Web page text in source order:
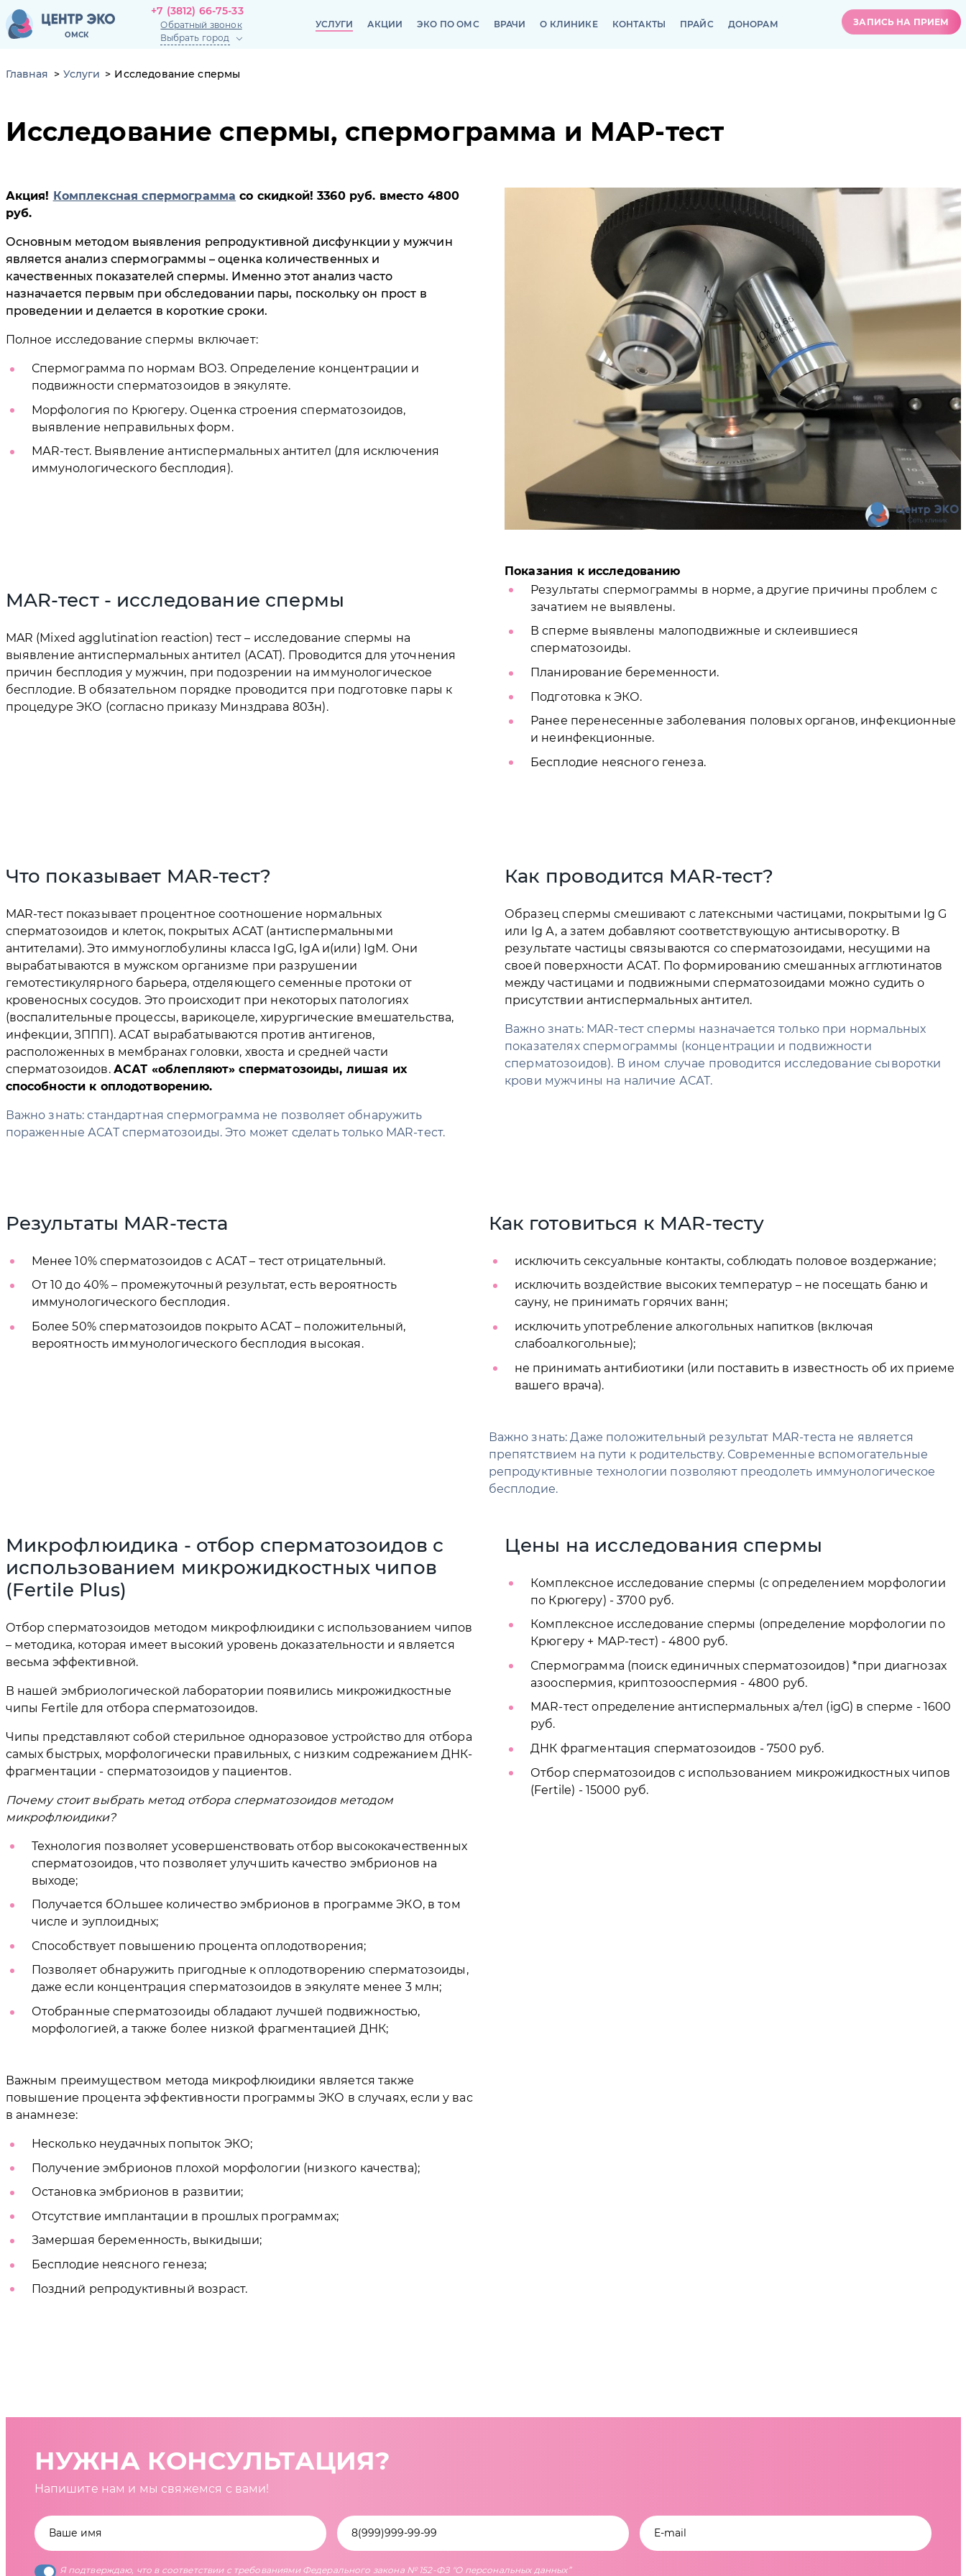
УСЛУГИ АКЦИИ ЭКО ПО ОМС ВРАЧИ О КЛИНИКЕ КОНТАКТЫ ПРАЙС ДОНОРАМ ЗАПИСЬ НА ПРИЕМ
+7 (3812) 66-75-33
Обратный звонок
ОМСК
УСЛУГИ АКЦИИ ЭКО ПО ОМС ВРАЧИ О КЛИНИКЕ КОНТАКТЫ ПРАЙС ДОНОРАМ ЗАПИСЬ НА ПРИЕМ
+7 (3812) 66-75-33
Обратный звонок
Выбрать город
Главная Услуги Исследование спермы
Исследование спермы, спермограмма и МАР-тест
Акция! Комплексная спермограмма со скидкой! 3360 руб. вместо 4800
руб.
Основным методом выявления репродуктивной дисфункции у мужчин
является анализ спермограммы – оценка количественных и
качественных показателей спермы. Именно этот анализ часто
назначается первым при обследовании пары, поскольку он прост в
проведении и делается в короткие сроки.
Полное исследование спермы включает:
Спермограмма по нормам ВОЗ. Определение концентрации и
подвижности сперматозоидов в эякуляте.
Морфология по Крюгеру. Оценка строения сперматозоидов,
выявление неправильных форм.
МАR-тест. Выявление антиспермальных антител (для исключения
иммунологического бесплодия).
MAR-тест - исследование спермы
MAR (Mixed agglutination reaction) тест – исследование спермы на
выявление антиспермальных антител (АСАТ). Проводится для уточнения
причин бесплодия у мужчин, при подозрении на иммунологическое
бесплодие. В обязательном порядке проводится при подготовке пары к
процедуре ЭКО (согласно приказу Минздрава 803н).
Показания к исследованию
Результаты спермограммы в норме, а другие причины проблем с
зачатием не выявлены.
В сперме выявлены малоподвижные и склеившиеся
сперматозоиды.
Планирование беременности.
Подготовка к ЭКО.
Ранее перенесенные заболевания половых органов, инфекционные
и неинфекционные.
Бесплодие неясного генеза.
Что показывает MAR-тест?
MAR-тест показывает процентное соотношение нормальных
сперматозоидов и клеток, покрытых АСАТ (антиспермальными
антителами). Это иммуноглобулины класса IgG, IgA и(или) IgM. Они
вырабатываются в мужском организме при разрушении
гемотестикулярного барьера, отделяющего семенные протоки от
кровеносных сосудов. Это происходит при некоторых патологиях
(воспалительные процессы, варикоцеле, хирургические вмешательства,
инфекции, ЗППП). АСАТ вырабатываются против антигенов,
расположенных в мембранах головки, хвоста и средней части
сперматозоидов. АСАТ «облепляют» сперматозоиды, лишая их
способности к оплодотворению.
Важно знать: стандартная спермограмма не позволяет обнаружить
пораженные АСАТ сперматозоиды. Это может сделать только MAR-тест.
Как проводится MAR-тест?
Образец спермы смешивают с латексными частицами, покрытыми Ig G
или Ig А, а затем добавляют соответствующую антисыворотку. В
результате частицы связываются со сперматозоидами, несущими на
своей поверхности АСАТ. По формированию смешанных агглютинатов
между частицами и подвижными сперматозоидами можно судить о
присутствии антиспермальных антител.
Важно знать: MAR-тест спермы назначается только при нормальных
показателях спермограммы (концентрации и подвижности
сперматозоидов). В ином случае проводится исследование сыворотки
крови мужчины на наличие АСАТ.
Результаты MAR-теста
Менее 10% сперматозоидов с АСАТ – тест отрицательный.
От 10 до 40% – промежуточный результат, есть вероятность
иммунологического бесплодия.
Более 50% сперматозоидов покрыто АСАТ – положительный,
вероятность иммунологического бесплодия высокая.
Как готовиться к MAR-тесту
исключить сексуальные контакты, соблюдать половое воздержание;
исключить воздействие высоких температур – не посещать баню и
сауну, не принимать горячих ванн;
исключить употребление алкогольных напитков (включая
слабоалкогольные);
не принимать антибиотики (или поставить в известность об их приеме
вашего врача).
Важно знать: Даже положительный результат MAR-теста не является
препятствием на пути к родительству. Современные вспомогательные
репродуктивные технологии позволяют преодолеть иммунологическое
бесплодие.
Микрофлюидика - отбор сперматозоидов с
использованием микрожидкостных чипов
(Fertile Plus)
Отбор сперматозоидов методом микрофлюидики с использованием чипов
– методика, которая имеет высокий уровень доказательности и является
весьма эффективной.
В нашей эмбриологической лаборатории появились микрожидкостные
чипы Fertile для отбора сперматозоидов.
Чипы представляют собой стерильное одноразовое устройство для отбора
самых быстрых, морфологически правильных, с низким содрежанием ДНК-
фрагментации - сперматозоидов у пациентов.
Почему стоит выбрать метод отбора сперматозоидов методом
микрофлюидики?
Технология позволяет усовершенствовать отбор высококачественных
сперматозоидов, что позволяет улучшить качество эмбрионов на
выходе;
Получается бОльшее количество эмбрионов в программе ЭКО, в том
числе и эуплоидных;
Способствует повышению процента оплодотворения;
Позволяет обнаружить пригодные к оплодотворению сперматозоиды,
даже если концентрация сперматозоидов в эякуляте менее 3 млн;
Отобранные сперматозоиды обладают лучшей подвижностью,
морфологией, а также более низкой фрагментацией ДНК;
Важным преимуществом метода микрофлюидики является также
повышение процента эффективности программы ЭКО в случаях, если у вас
в анамнезе:
Несколько неудачных попыток ЭКО;
Получение эмбрионов плохой морфологии (низкого качества);
Остановка эмбрионов в развитии;
Отсутствие имплантации в прошлых программах;
Замершая беременность, выкидыши;
Бесплодие неясного генеза;
Поздний репродуктивный возраст.
Цены на исследования спермы
Комплексное исследование спермы (с определением морфологии
по Крюгеру) - 3700 руб.
Комплексное исследование спермы (определение морфологии по
Крюгеру + МАР-тест) - 4800 руб.
Спермограмма (поиск единичных сперматозоидов) *при диагнозах
азооспермия, криптозооспермия - 4800 руб.
МАR-тест определение антиспермальных а/тел (igG) в сперме - 1600
руб.
ДНК фрагментация сперматозоидов - 7500 руб.
Отбор сперматозоидов с использованием микрожидкостных чипов
(Fertile) - 15000 руб.
НУЖНА КОНСУЛЬТАЦИЯ?
Напишите нам и мы свяжемся с вами!
Я подтверждаю, что в соответствии с требованиями Федерального закона № 152-ФЗ "О персональных данных”